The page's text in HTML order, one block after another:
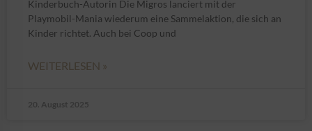
Kinderbuch-Autorin Die Migros lanciert mit der
Playmobil-Mania wiederum eine Sammelaktion, die sich an
Kinder richtet. Auch bei Coop und
WEITERLESEN »
20. August 2025